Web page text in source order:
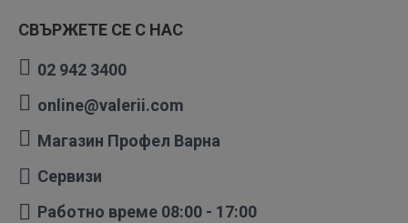
СВЪРЖЕТЕ СЕ С НАС
02 942 3400
online@valerii.com
Магазин Профел Варна
Сервизи
Работно време 08:00 - 17:00